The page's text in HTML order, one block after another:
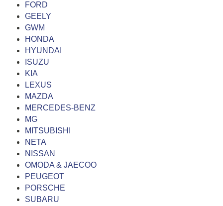
FORD
GEELY
GWM
HONDA
HYUNDAI
ISUZU
KIA
LEXUS
MAZDA
MERCEDES-BENZ
MG
MITSUBISHI
NETA
NISSAN
OMODA & JAECOO
PEUGEOT
PORSCHE
SUBARU